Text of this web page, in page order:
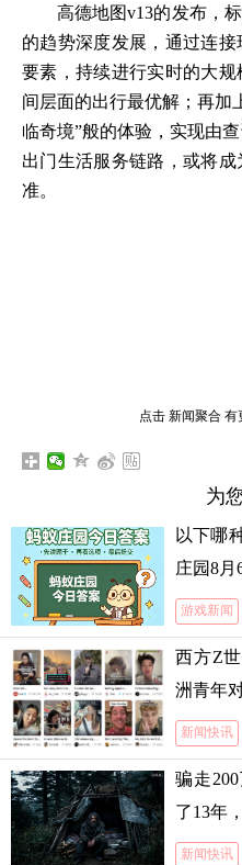
高德地图v13的发布，
的趋势深度发展，通过连
要素，持续进行实时的大
间层面的出行最优解；再加
临奇境”般的体验，实现由
出门生活服务链路，或将
准。
点击 新闻聚合有
为
以下哪
庄园8月
游戏新闻
西方Z
洲青年
新闻快讯
骗走
了13年
新闻快讯